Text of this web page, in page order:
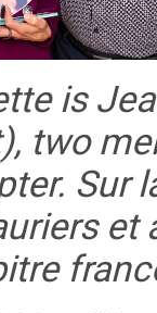
is
two
Sur
et